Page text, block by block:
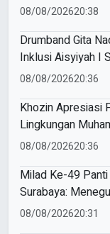
08/08/202620:38
Drumband Gita
Inklusi Aisyiyah I
Pawai Tunas
08/08/202620:36
Khozin Apresiasi
Lingkungan
2026
08/08/202620:36
Milad Ke-49
Surabaya:
Amanah
08/08/202620:31